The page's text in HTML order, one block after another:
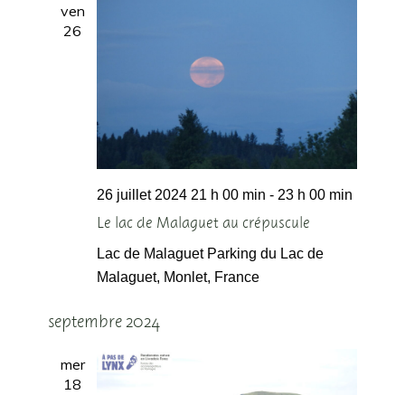
ven
26
Le lac de Malaguet au crépuscule
26 juillet 2024 21 h 00 min - 23 h 00 min
Lac de Malaguet Parking du Lac de
Malaguet, Monlet, France
septembre 2024
mer
18